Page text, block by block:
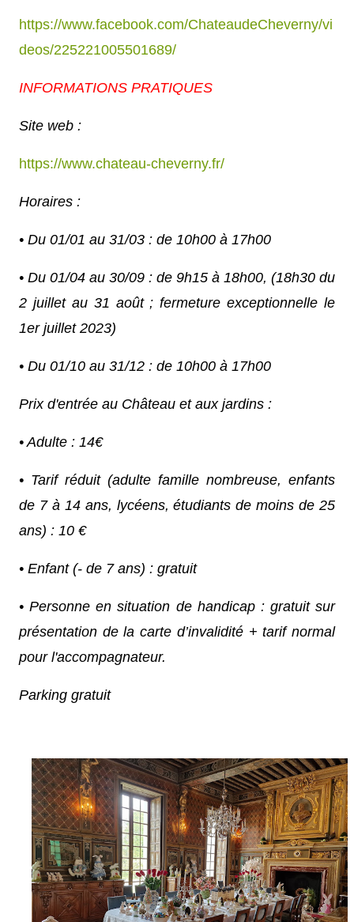
https://www.facebook.com/ChateaudeCheverny/vi
deos/225221005501689/
INFORMATIONS PRATIQUES
Site web :
https://www.chateau-cheverny.fr/
Horaires :
• Du 01/01 au 31/03 : de 10h00 à 17h00
• Du 01/04 au 30/09 : de 9h15 à 18h00, (18h30 du
2 juillet au 31 août ; fermeture exceptionnelle le
1er juillet 2023)
• Du 01/10 au 31/12 : de 10h00 à 17h00
Prix d'entrée au Château et aux jardins :
• Adulte : 14€
• Tarif réduit (adulte famille nombreuse, enfants
de 7 à 14 ans, lycéens, étudiants de moins de 25
ans) : 10 €
• Enfant (- de 7 ans) : gratuit
• Personne en situation de handicap : gratuit sur
présentation de la carte d’invalidité + tarif normal
pour l'accompagnateur.
Parking gratuit